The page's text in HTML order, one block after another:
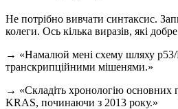
Не потрібно вивчати синтаксис.
колеги. Ось кілька виразів, які
→ «Намалюй мені схему шляху
транскрипційними мішенями.»
→ «Складіть хронологію основних
KRAS, починаючи з 2013 року.»